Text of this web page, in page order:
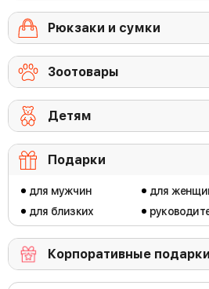
Рюкзаки и сумки
Зоотовары
Детям
Подарки
для мужчин
для близких
для
Корпоративные подарки